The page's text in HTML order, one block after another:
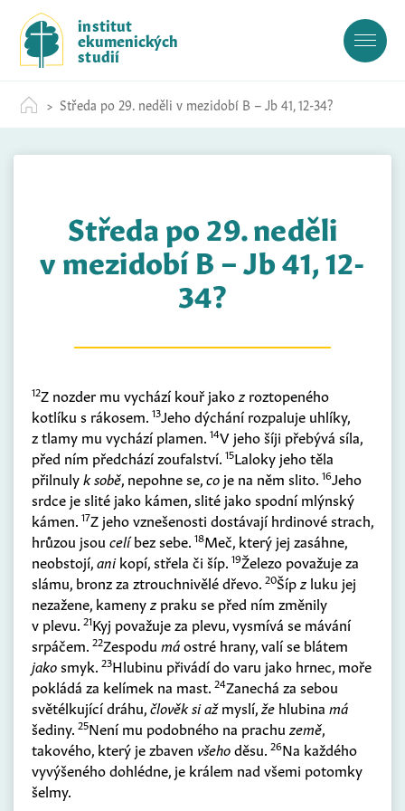
c
institut
ekumenických
studií
Středa po 29. neděli v mezidobí B – Jb 41, 12-34?
Středa po 29. neděli
v mezidobí B – Jb 41, 12-
34?
12Z nozder mu vychází kouř jakoz roztopeného
kotlíku s rákosem. 13Jeho dýchání rozpaluje uhlíky,
z tlamy mu vychází plamen. 14V jeho šíji přebývá síla,
před ním předchází zoufalství. 15Laloky jeho těla
přilnulyk sobě, nepohne se,co je na něm slito. 16Jeho
srdce je slité jako kámen, slité jako spodní mlýnský
kámen. 17Z jeho vznešenosti dostávají hrdinové strach,
hrůzou jsou celíbez sebe. 18Meč, který jej zasáhne,
neobstojí,anikopí, střela či šíp. 19Železo považuje za
slámu, bronz za ztrouchnivělé dřevo. 20Šípz luku jej
nezažene, kamenyz praku se před ním změnily
v plevu. 21Kyj považuje za plevu, vysmívá se mávání
srpáčem. 22Zespodu máostré hrany, valí se blátem
jakosmyk. 23Hlubinu přivádí do varu jako hrnec, moře
pokládá za kelímek na mast. 24Zanechá za sebou
světélkující dráhu,člověk si ažmyslí,že hlubina má
šediny. 25Není mu podobného na prachu země,
takového, který je zbaven všehoděsu. 26Na každého
vyvýšeného dohlédne, je králem nad všemi potomky
šelmy.